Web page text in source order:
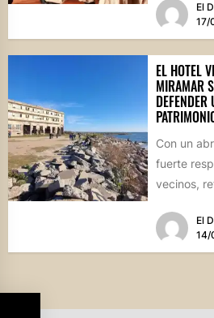
El
17/
EL HOTEL
MIRAMAR
Con un
fuerte
vecinos,
Ansenuza
El
14/